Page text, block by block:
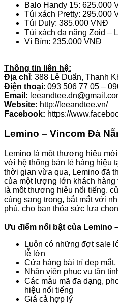
Balo Handy 15: 625.000
Túi xách Pretty: 295.000
Túi Duly: 385.000 VNĐ
Túi xách đa năng Zoid –
Ví Bím: 235.000 VNĐ
Thông tin liên hệ:
Địa chỉ: 388 Lê Duẩn, Thanh
Điện thoại: 093 506 77 05 –
Email:
Website: http://leeandtee.vn/
Facebook: https://
Lemino – Vincom Đà
Lemino là một thương hiệu
với hệ thống bán lẻ hàng hiệu
thời gian vừa qua, Lemino đã
của một lượng lớn khách
là một thương hiệu nổi tiếng,
cùng sang trọng, bắt mắt với
phú, cho bạn thỏa sức lựa
Ưu điểm nổi bật của Lemino
Luôn có những đợt sale
lễ lớn
Cửa hàng bài trí đẹp mắt,
Nhân viên phục vụ tận
Các mẫu mã đa dạng,
hiệu nổi tiếng
Giá cả hợp lý